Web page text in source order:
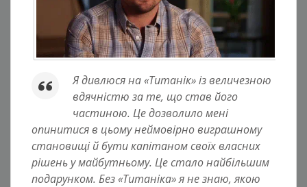
Я дивлюся на «Титанік» із величезною
вдячністю за те, що став його
частиною. Це дозволило мені
опинитися в цьому неймовірно виграшному
становищі й бути капітаном своїх власних
рішень у майбутньому. Це стало найбільшим
подарунком. Без «Титаніка» я не знаю, якою